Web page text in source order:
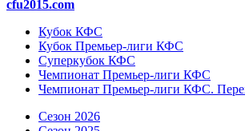
cfu2015.com
Кубок КФС
Кубок Премьер-лиги КФС
Суперкубок КФС
Чемпионат Премьер-лиги КФС
Чемпионат Премьер-лиги КФС.
Сезон 2026